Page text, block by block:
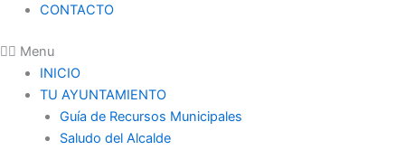
CONTACTO
Menu
INICIO
TU AYUNTAMIENTO
Guía de Recursos Municipales
Saludo del Alcalde